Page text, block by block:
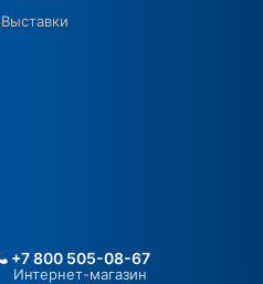
Выставки
+7 800 505-08-67
Интернет-магазин